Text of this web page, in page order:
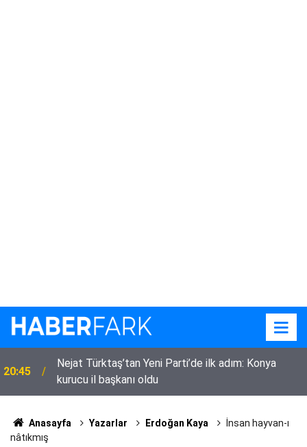
20:45
Nejat Türktaş’tan Yeni Parti’de ilk adım: Konya
kurucu il başkanı oldu
Anasayfa Yazarlar Erdoğan Kaya
İnsan hayvan-ı
nâtıkmış